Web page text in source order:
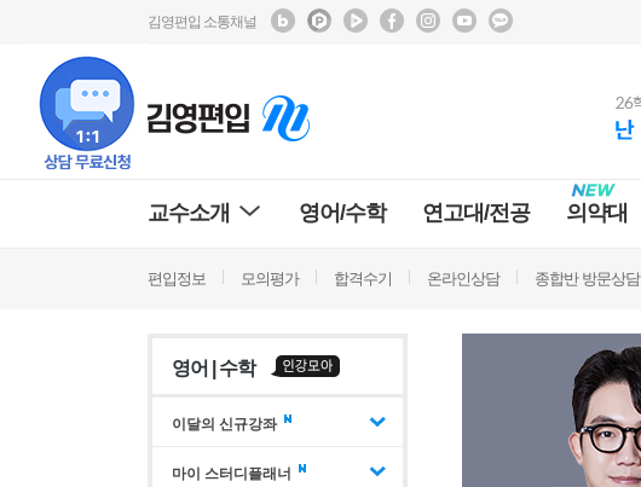
김영편입 소통채널
교수소개 영어/수학 연고대/전공 의약대
편입정보 모의평가 합격수기 온라인상담 종합반 방문상담
영어 | 수학
이달의 신규강좌
마이 스터디플래너